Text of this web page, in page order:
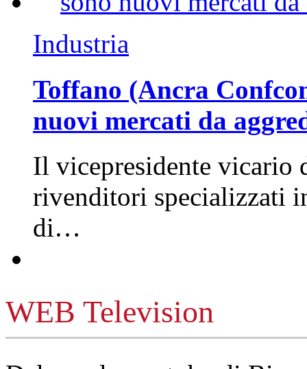
Industria
Toffano (Ancra
nuovi mercati da
Il vicepresidente vicario
rivenditori specializzati
di…
WEB Television